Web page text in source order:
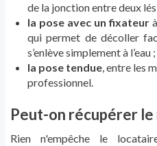
de la jonction entre deux
la pose avec un fixateur
qui permet de décoller
s’enlève simplement à l’eau ;
la pose tendue, entre les
professionnel.
Peut-on récupérer
Rien n'empêche le